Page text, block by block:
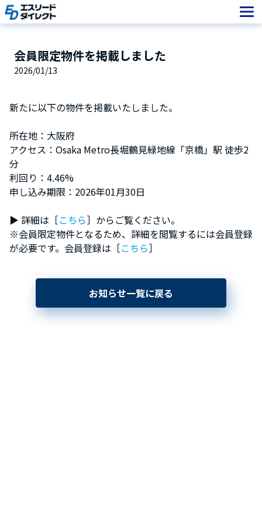
Skip
to
会員限定物件を掲載しました
2026/01/13
新たに以下の物件を掲載いたしました。
所在地：大阪府
アクセス：Osaka Metro長堀鶴見緑地線「京橋」駅 徒歩2
分
利回り：4.46%
申し込み期限：2026年01月30日
▶︎ 詳細は［こちら］からご覧ください。
※会員限定物件となるため、詳細を閲覧するには会員登録
が必要です。会員登録は［こちら］
お知らせ一覧に戻る